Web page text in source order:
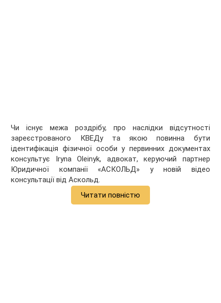
Чи існує межа роздрібу, про наслідки відсутності
зареєстрованого КВЕДу та якою повинна бути
ідентифікація фізичної особи у первинних документах
консультує Iryna Oleinyk, адвокат, керуючий партнер
Юридичної компанії «АСКОЛЬД» у новій відео
консультації від Аскольд.
Читати повністю